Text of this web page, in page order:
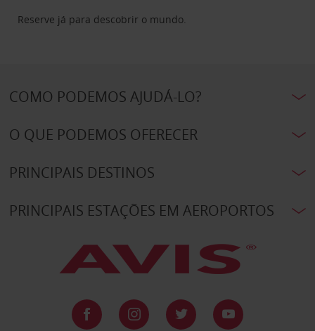
Reserve já para descobrir o mundo.
COMO PODEMOS AJUDÁ-LO?
O QUE PODEMOS OFERECER
PRINCIPAIS DESTINOS
PRINCIPAIS ESTAÇÕES EM AEROPORTOS